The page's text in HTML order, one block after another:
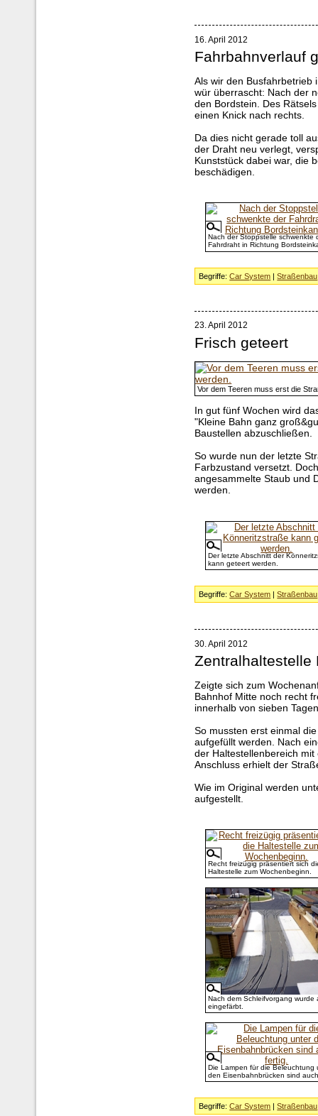
16. April 2012
Fahrbahnverlauf
Als wir den Busfahrbetrieb
wür überrascht: Nach der
den Bordstein. Des
einen Knick nach rechts.
Da dies nicht gerade toll
der Draht neu verlegt,
Kunststück dabei war, die
beschädigen.
Nach der Stoppstelle schwenkte
Fahrdraht in Richtung
Begriffe:Car System |Straßenbau
23. April 2012
Frisch geteert
Vor dem Teeren muss erst die
In gut fünf Wochen wird
"Kleine Bahn ganz
Baustellen abzuschließen.
So wurde nun der letzte
Farbzustand versetzt.
angesammelte Staub und
werden.
Der letzte Abschnitt der
kann geteert werden.
Begriffe:Car System |Straßenbau
30. April 2012
Zentralhaltestelle
Zeigte sich zum
Bahnhof Mitte noch recht
innerhalb von sieben
So mussten erst einmal
aufgefüllt werden. Nach
der Haltestellenbereich
Anschluss erhielt der
Wie im Original werden
aufgestellt.
Recht freizügig präsentiert sich
Haltestelle zum Wochenbeginn.
Nach dem Schleifvorgang wurde
eingefärbt.
Die Lampen für die Beleuchtung
den Eisenbahnbrücken sind
Begriffe:Car System |Straßenbau